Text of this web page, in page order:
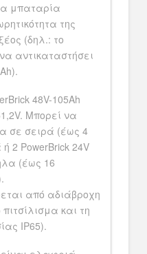
μπαταρία
της
(δηλ.: το
αντικαταστήσει
48V-105Ah
Μπορεί να
σε σειρά (έως 4
2 PowerBrick 24V
(έως 16
από αδιάβροχη
και τη
IP65).